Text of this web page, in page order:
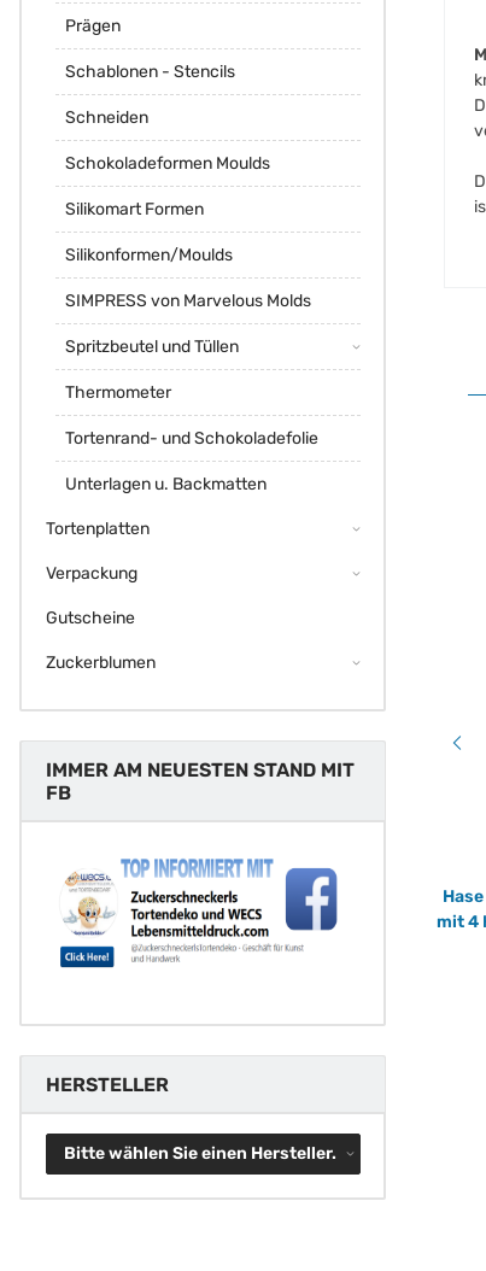
Gugelhupf Gaia Backform - Antihaft -
Aluguss 24 x 10 cm von Decora Napfkuchen
in Profiqualität
mit 4
Prägen
Schablonen - Stencils
Schneiden
Schokoladeformen Moulds
Silikomart Formen
Silikonformen/Moulds
SIMPRESS von Marvelous Molds
Spritzbeutel und Tüllen
Thermometer
Tortenrand- und Schokoladefolie
Unterlagen u. Backmatten
Tortenplatten
Verpackung
Gutscheine
Zuckerblumen
IMMER AM NEUESTEN STAND MIT
FB
HERSTELLER
Bitte wählen Sie einen Hersteller.